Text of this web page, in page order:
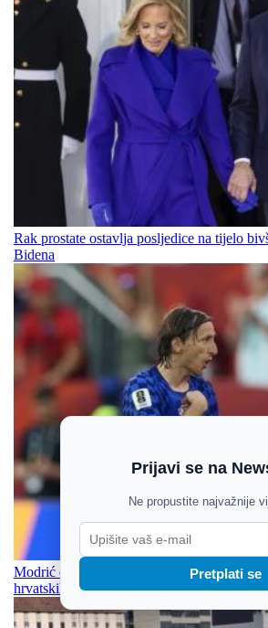
Rak prostate ostavlja posljedice na tijelo
Bidena
Modrić o budućnosti šutio, ali u Perthu
hrvatskih navijača
Prijavi se na
Ne propustite najvažnije
Pretplati se